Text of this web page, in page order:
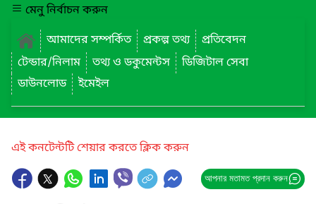
মেনু নির্বাচন করুন
আমাদের সম্পর্কিত
প্রকল্প তথ্য
প্রতিবেদন
টেন্ডার/নিলাম
তথ্য ও ডকুমেন্টস
ডিজিটাল সেবা
ডাউনলোড
ইমেইল
এই কনটেন্টটি শেয়ার করতে ক্লিক করুন
আপনার মতামত প্রদান করুন